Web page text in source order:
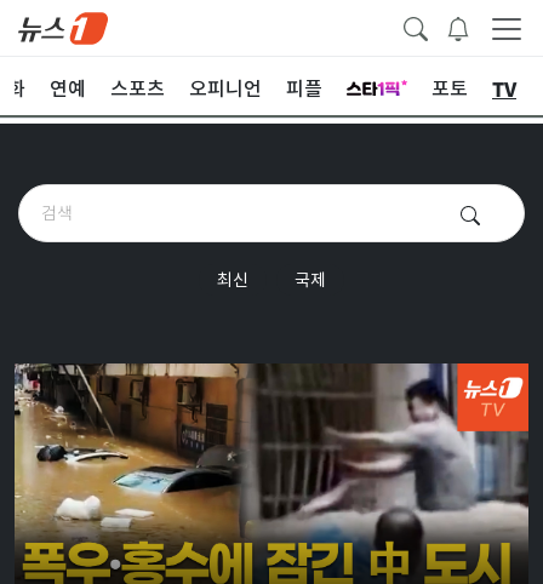
화 연예 스포츠 오피니언 피플 포토 TV
최신 국제